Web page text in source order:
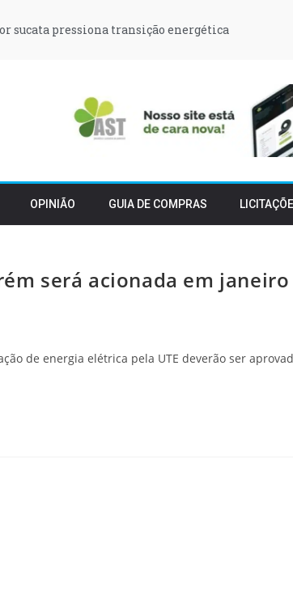
sucata pressiona transição energética
OPINIÃO GUIA DE COMPRAS
será acionada em janeiro
de energia elétrica pela UTE deverão ser